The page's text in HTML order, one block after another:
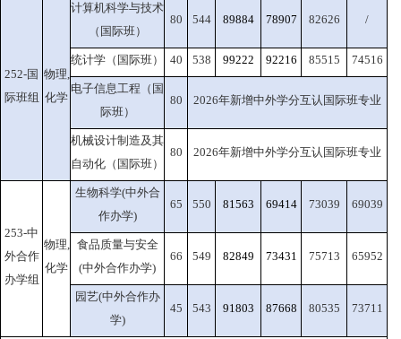
252-国
际班组
物理,
化学
计算机科学与技术
（国际班）
80 544 89884 78907 82626 /
统计学（国际班） 40 538 99222 92216 85515 74516
电子信息工程（国
际班）
80 2026年新增中外学分互认国际班专业
机械设计制造及其
自动化（国际班）
80 2026年新增中外学分互认国际班专业
253-中
外合作
办学组
物理,
化学
生物科学(中外合
作办学)
65 550 81563 69414 73039 69039
食品质量与安全
(中外合作办学)
66 549 82849 73431 75713 65952
园艺(中外合作办
学)
45 543 91803 87668 80535 73711